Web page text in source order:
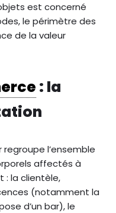
est concerné
le périmètre des
de la valeur
: la
regroupe l’ensemble
affectés à
: la clientèle,
(notamment la
d’un bar), le